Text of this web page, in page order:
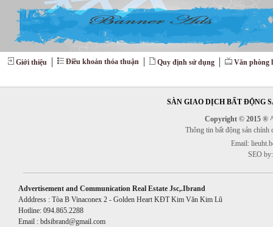
Giới thiệu Điều khoản thỏa thuận Quy định sử dụng Văn phòng
SÀN GIAO DỊCH BẤT ĐỘNG
Copyright © 2015 ®
Thông tin bất động sản
Email:
SEO
Advertisement and Communication Real Estate Jsc,.Ibrand
Adddress : Tòa B Vinaconex 2 - Golden Heart KĐT Kim Văn Kim Lũ
Hotline: 094.865.2288
Email : bdsibrand@gmail.com